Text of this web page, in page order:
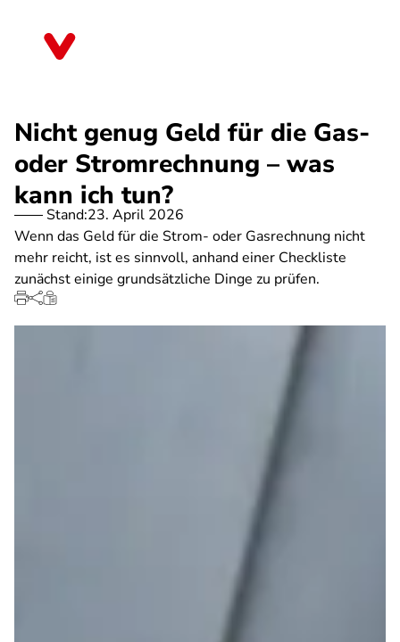
Nicht genug Geld für die Gas-
oder Stromrechnung – was
kann ich tun?
Stand:23. April 2026
Wenn das Geld für die Strom- oder Gasrechnung nicht
mehr reicht, ist es sinnvoll, anhand einer Checkliste
zunächst einige grundsätzliche Dinge zu prüfen.